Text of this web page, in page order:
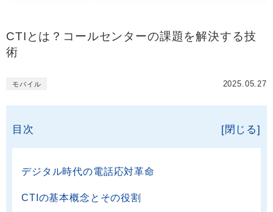
CTIとは？コールセンターの課題を解決する技
術
モバイル 2025.05.27
目次 [閉じる]
デジタル時代の電話応対革命
CTIの基本概念とその役割